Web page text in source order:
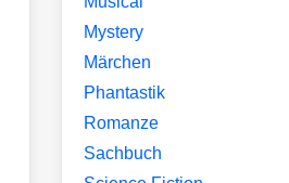
Mystery
Märchen
Phantastik
Romanze
Sachbuch